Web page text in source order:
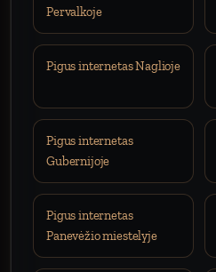
Pervalkoje
Pigus internetas Naglioje
Pigus internetas
Gubernijoje
Pigus internetas
Panevėžio miestelyje